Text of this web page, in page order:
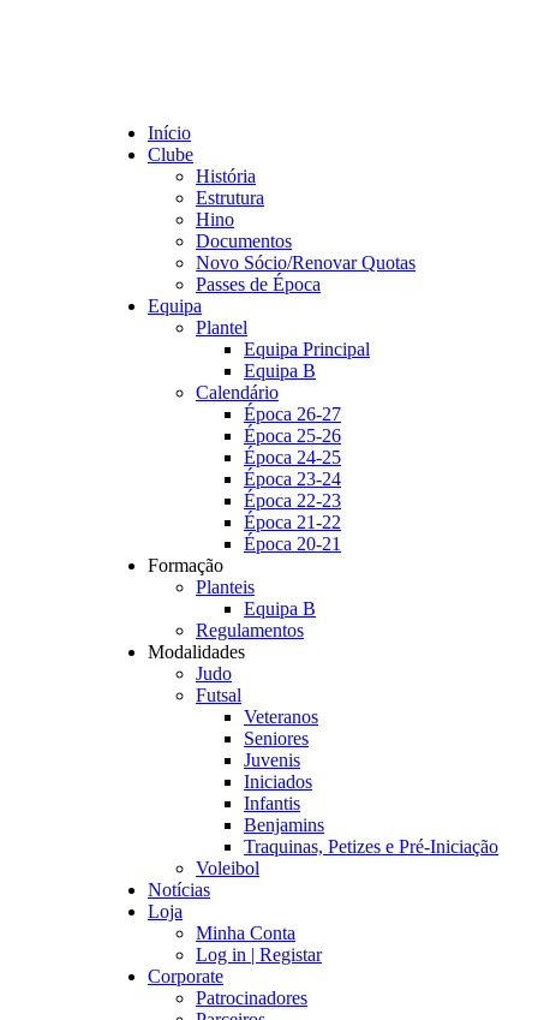
Início
Clube
História
Estrutura
Hino
Documentos
Novo Sócio/Renovar Quotas
Passes de Época
Equipa
Plantel
Equipa Principal
Equipa B
Calendário
Época 26-27
Época 25-26
Época 24-25
Época 23-24
Época 22-23
Época 21-22
Época 20-21
Formação
Planteis
Equipa B
Regulamentos
Modalidades
Judo
Futsal
Veteranos
Seniores
Juvenis
Iniciados
Infantis
Benjamins
Traquinas, Petizes e Pré-Iniciação
Voleibol
Notícias
Loja
Minha Conta
Log in | Registar
Corporate
Patrocinadores